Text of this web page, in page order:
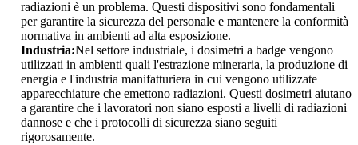
radiazioni è un problema. Questi dispositivi sono fondamentali
per garantire la sicurezza del personale e mantenere la conformità
normativa in ambienti ad alta esposizione.
Industria:Nel settore industriale, i dosimetri a badge vengono
utilizzati in ambienti quali l'estrazione mineraria, la produzione di
energia e l'industria manifatturiera in cui vengono utilizzate
apparecchiature che emettono radiazioni. Questi dosimetri aiutano
a garantire che i lavoratori non siano esposti a livelli di radiazioni
dannose e che i protocolli di sicurezza siano seguiti
rigorosamente.